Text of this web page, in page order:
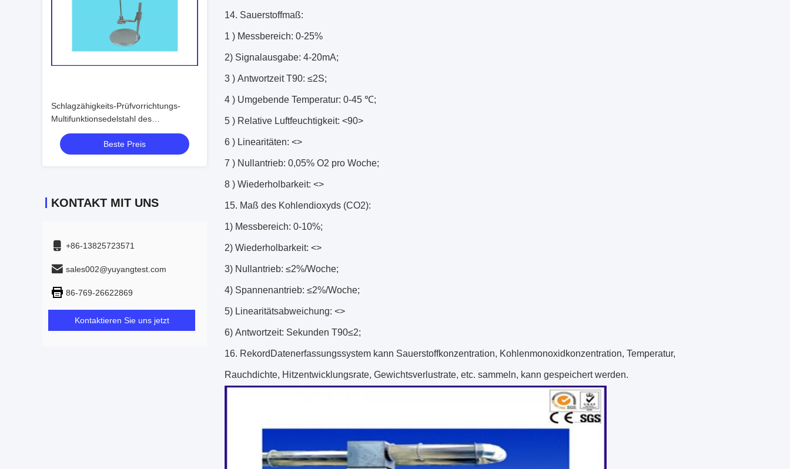
Schlagzähigkeits-Prüfvorrichtungs-
Multifunktionsedelstahl des
Durchmesser-80Mm
Beste Preis
KONTAKT MIT UNS
+86-13825723571
sales002@yuyangtest.com
86-769-26622869
Kontaktieren Sie uns jetzt
14. Sauerstoffmaß:
1 ) Messbereich: 0-25%
2) Signalausgabe: 4-20mA;
3 ) Antwortzeit T90: ≤2S;
4 ) Umgebende Temperatur: 0-45 ℃;
5 ) Relative Luftfeuchtigkeit: <90>
6 ) Linearitäten: <>
7 ) Nullantrieb: 0,05% O2 pro Woche;
8 ) Wiederholbarkeit: <>
15. Maß des Kohlendioxyds (CO2):
1) Messbereich: 0-10%;
2) Wiederholbarkeit: <>
3) Nullantrieb: ≤2%/Woche;
4) Spannenantrieb: ≤2%/Woche;
5) Linearitätsabweichung: <>
6) Antwortzeit: Sekunden T90≤2;
16. RekordDatenerfassungssystem kann Sauerstoffkonzentration, Kohlenmonoxidkonzentration, Temperatur,
Rauchdichte, Hitzentwicklungsrate, Gewichtsverlustrate, etc. sammeln, kann gespeichert werden.